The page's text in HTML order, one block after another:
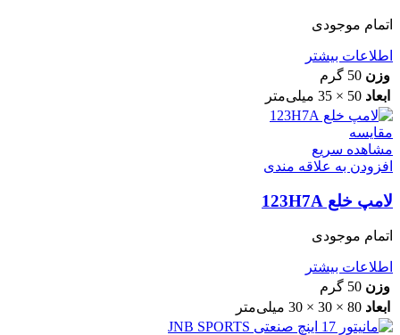
اتمام موجودی
اطلاعات بیشتر
وزن 50 گرم
ابعاد 50 × 35 میلی‌متر
مقایسه
مشاهده سریع
افزودن به علاقه مندی
لامپ خلع 123H7A
اتمام موجودی
اطلاعات بیشتر
وزن 50 گرم
ابعاد 80 × 30 × 30 میلی‌متر